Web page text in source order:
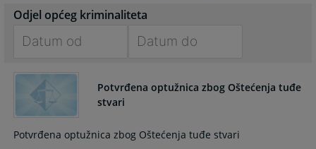
Odjel općeg kriminaliteta
forward
interact
the
forward
to
the
Potvrđena optužnica zbog Oštećenja tuđe
stvari
Potvrđena optužnica zbog Oštećenja tuđe stvari